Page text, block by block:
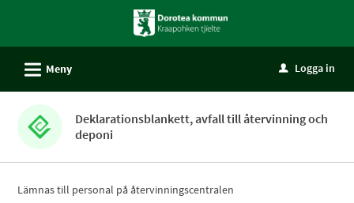
Dorotea
kommun
L Meny u Logga in
Deklarationsblankett, avfall till återvinning och
deponi
Lämnas till personal på återvinningscentralen